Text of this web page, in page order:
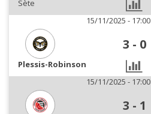
Sète
15/11/2025 - 17:00
3 - 0
Plessis-Robinson
15/11/2025 - 17:00
3 - 1